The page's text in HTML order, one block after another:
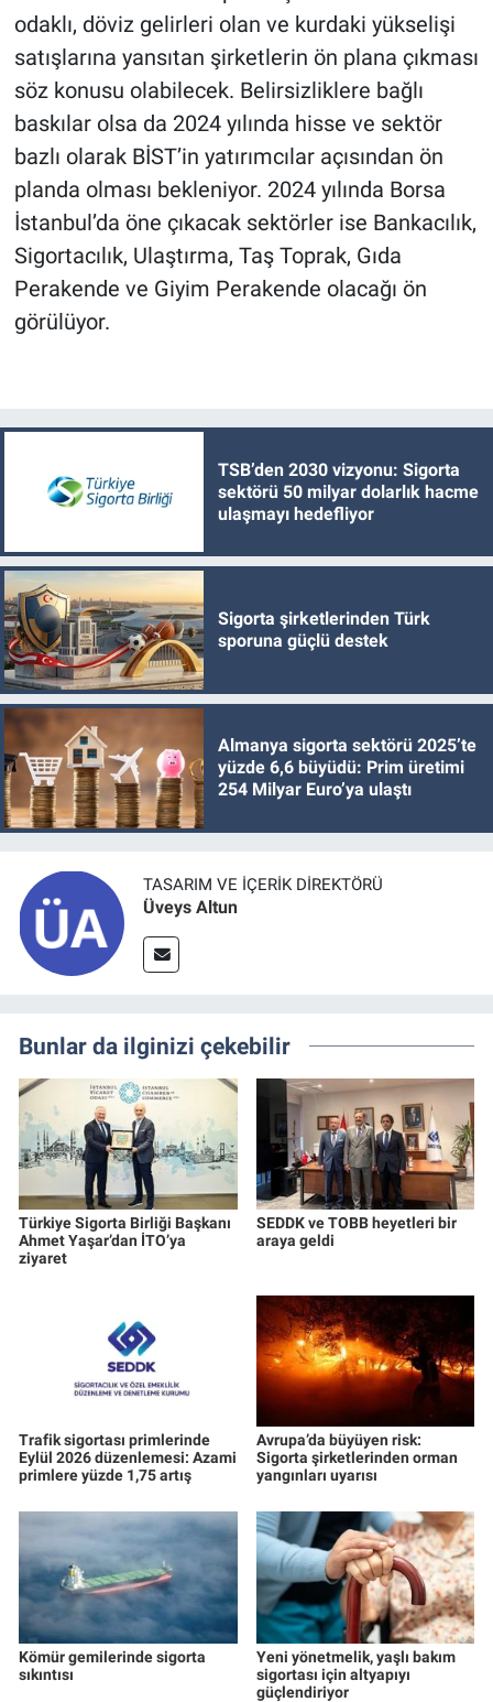
odaklı, döviz gelirleri olan ve kurdaki yükselişi
satışlarına yansıtan şirketlerin ön plana çıkması
söz konusu olabilecek. Belirsizliklere bağlı
baskılar olsa da 2024 yılında hisse ve sektör
bazlı olarak BİST’in yatırımcılar açısından ön
planda olması bekleniyor. 2024 yılında Borsa
İstanbul’da öne çıkacak sektörler ise Bankacılık,
Sigortacılık, Ulaştırma, Taş Toprak, Gıda
Perakende ve Giyim Perakende olacağı ön
görülüyor.
TSB’den 2030 vizyonu: Sigorta
sektörü 50 milyar dolarlık hacme
ulaşmayı hedefliyor
Sigorta şirketlerinden Türk
sporuna güçlü destek
Almanya sigorta sektörü 2025’te
yüzde 6,6 büyüdü: Prim üretimi
254 Milyar Euro’ya ulaştı
TASARIM VE İÇERIK DIREKTÖRÜ
Üveys Altun
Bunlar da ilginizi çekebilir
Türkiye Sigorta Birliği Başkanı
Ahmet Yaşar’dan İTO’ya
ziyaret
SEDDK ve TOBB heyetleri bir
araya geldi
Trafik sigortası primlerinde
Eylül 2026 düzenlemesi: Azami
primlere yüzde 1,75 artış
Avrupa’da büyüyen risk:
Sigorta şirketlerinden orman
yangınları uyarısı
Kömür gemilerinde sigorta
sıkıntısı
Yeni yönetmelik, yaşlı bakım
sigortası için altyapıyı
güçlendiriyor